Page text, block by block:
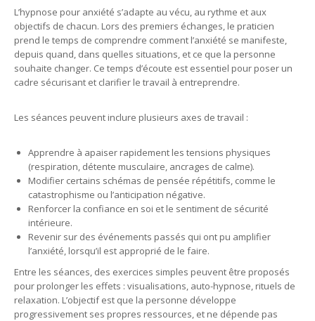
L’hypnose pour anxiété s’adapte au vécu, au rythme et aux
objectifs de chacun. Lors des premiers échanges, le praticien
prend le temps de comprendre comment l’anxiété se manifeste,
depuis quand, dans quelles situations, et ce que la personne
souhaite changer. Ce temps d’écoute est essentiel pour poser un
cadre sécurisant et clarifier le travail à entreprendre.
Les séances peuvent inclure plusieurs axes de travail :
Apprendre à apaiser rapidement les tensions physiques
(respiration, détente musculaire, ancrages de calme).
Modifier certains schémas de pensée répétitifs, comme le
catastrophisme ou l’anticipation négative.
Renforcer la confiance en soi et le sentiment de sécurité
intérieure.
Revenir sur des événements passés qui ont pu amplifier
l’anxiété, lorsqu’il est approprié de le faire.
Entre les séances, des exercices simples peuvent être proposés
pour prolonger les effets : visualisations, auto-hypnose, rituels de
relaxation. L’objectif est que la personne développe
progressivement ses propres ressources, et ne dépende pas